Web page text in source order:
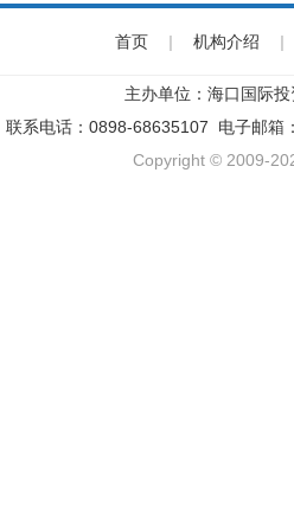
首页 | 机构介绍 |
主办单位：海口国际
联系电话：0898-68635107 电子邮箱
Copyright © 2009-